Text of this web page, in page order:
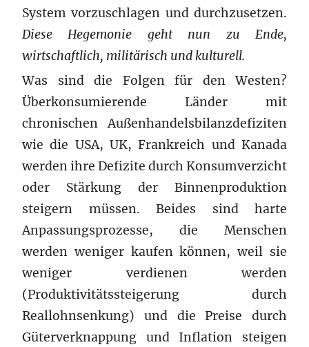
System vorzuschlagen und durchzusetzen.
Diese Hegemonie geht nun zu Ende,
wirtschaftlich, militärisch und kulturell.
Was sind die Folgen für den Westen?
Überkonsumierende Länder mit
chronischen Außenhandelsbilanzdefiziten
wie die USA, UK, Frankreich und Kanada
werden ihre Defizite durch Konsumverzicht
oder Stärkung der Binnenproduktion
steigern müssen. Beides sind harte
Anpassungsprozesse, die Menschen
werden weniger kaufen können, weil sie
weniger verdienen werden
(Produktivitätssteigerung durch
Reallohnsenkung) und die Preise durch
Güterverknappung und Inflation steigen